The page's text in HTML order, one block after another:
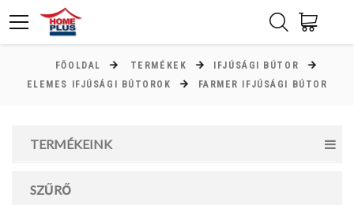
FŐOLDAL TERMÉKEK
IFJÚSÁGI BÚTOR
ELEMES IFJÚSÁGI BÚTOROK
FARMER IFJÚSÁGI BÚTOR
TERMÉKEINK
SZŰRŐ
Ft